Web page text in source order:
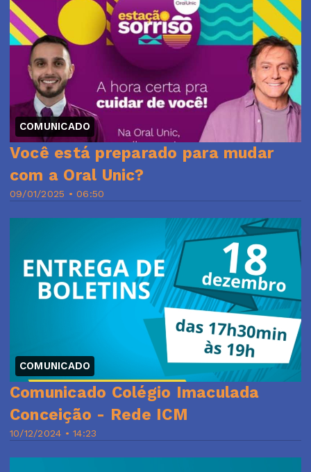
COMUNICADO
09/01/2025 • 06:50
Você está preparado para mudar
com a Oral Unic?
COMUNICADO
10/12/2024 • 14:23
Comunicado Colégio Imaculada
Conceição - Rede ICM